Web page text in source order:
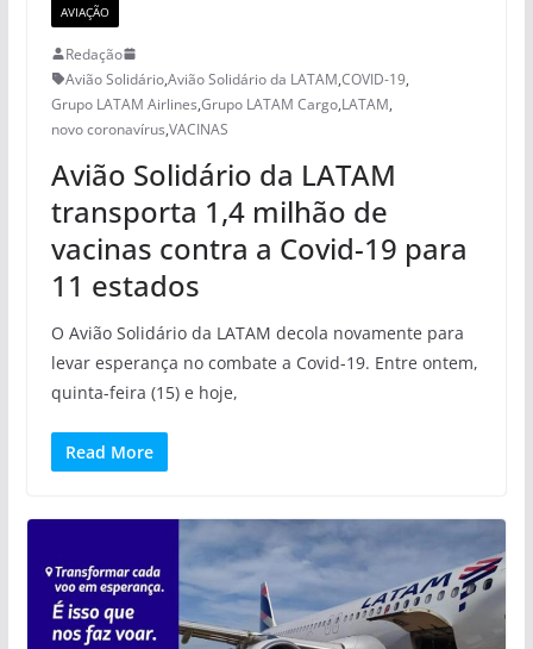
AVIAÇÃO
Redação
Avião Solidário,Avião Solidário da LATAM,COVID-19,
Grupo LATAM Airlines,Grupo LATAM Cargo,LATAM,
novo coronavírus,VACINAS
Avião Solidário da LATAM
transporta 1,4 milhão de
vacinas contra a Covid-19 para
11 estados
O Avião Solidário da LATAM decola novamente para
levar esperança no combate a Covid-19. Entre ontem,
quinta-feira (15) e hoje,
Read More